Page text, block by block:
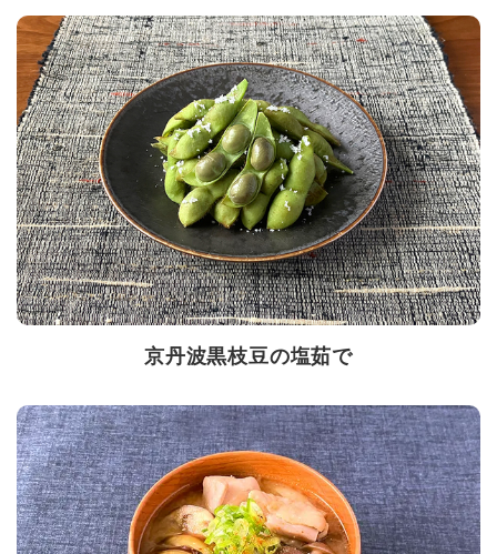
京丹波黒枝豆の塩茹で